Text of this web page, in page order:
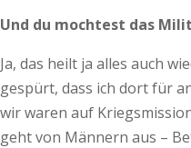
Und du mochtest das
Ja, das heilt ja alles auch
gespürt, dass ich dort für
wir waren auf
geht von Männern aus –